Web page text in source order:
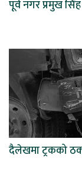
पूर्व नगर प्रमुख
दैलेखमा ट्रकको